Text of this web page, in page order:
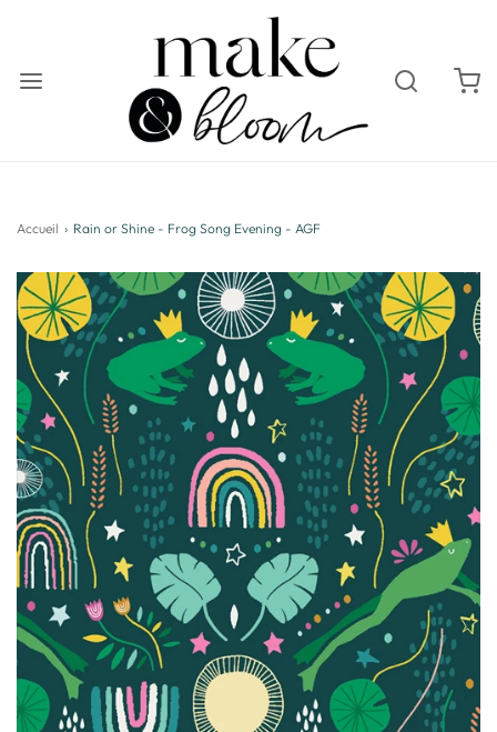
Accueil › Rain or Shine - Frog Song Evening - AGF